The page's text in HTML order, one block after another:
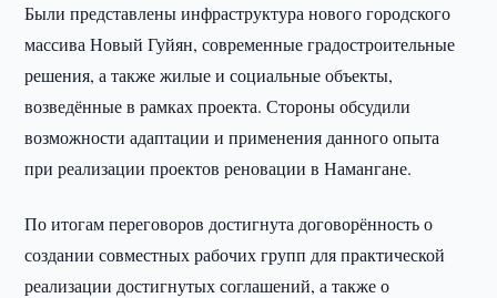
Были представлены инфраструктура нового городского
массива Новый Гуйян, современные градостроительные
решения, а также жилые и социальные объекты,
возведённые в рамках проекта. Стороны обсудили
возможности адаптации и применения данного опыта
при реализации проектов реновации в Намангане.
По итогам переговоров достигнута договорённость о
создании совместных рабочих групп для практической
реализации достигнутых соглашений, а также о